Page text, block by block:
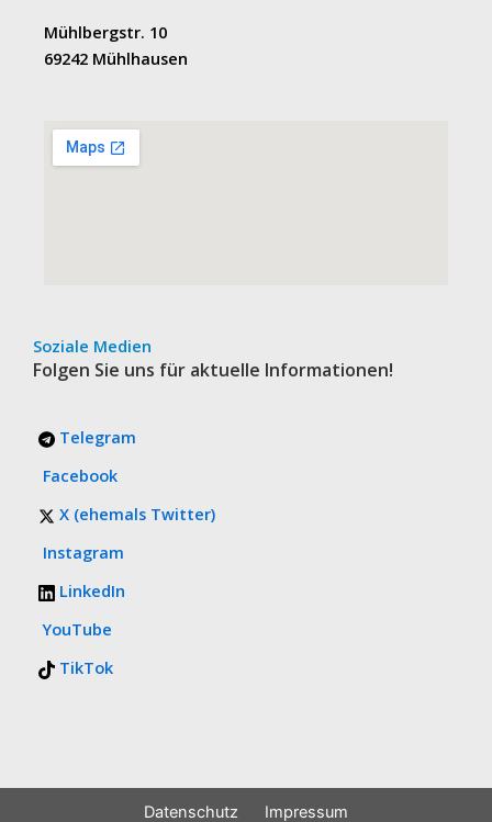
Mühlbergstr. 10
69242 Mühlhausen
Soziale Medien
Folgen Sie uns für aktuelle Informationen!
Telegram
Facebook
X (ehemals Twitter)
Instagram
LinkedIn
YouTube
TikTok
Datenschutz Impressum